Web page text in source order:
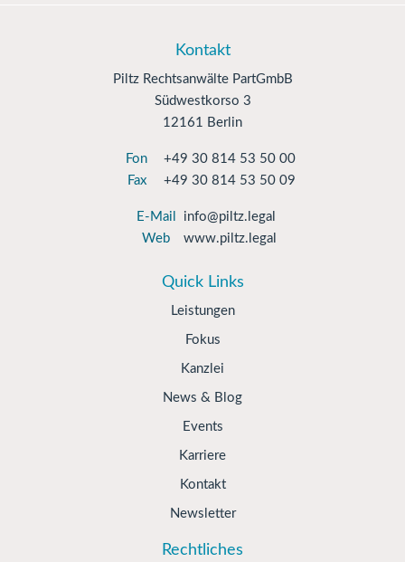
Kontakt
Piltz Rechtsanwälte PartGmbB
Südwestkorso 3
12161 Berlin
Fon
+49 30 814 53 50 00
Fax
+49 30 814 53 50 09
E-Mail
info@piltz.legal
Web
www.piltz.legal
Quick Links
Leistungen
Fokus
Kanzlei
News & Blog
Events
Karriere
Kontakt
Newsletter
Rechtliches